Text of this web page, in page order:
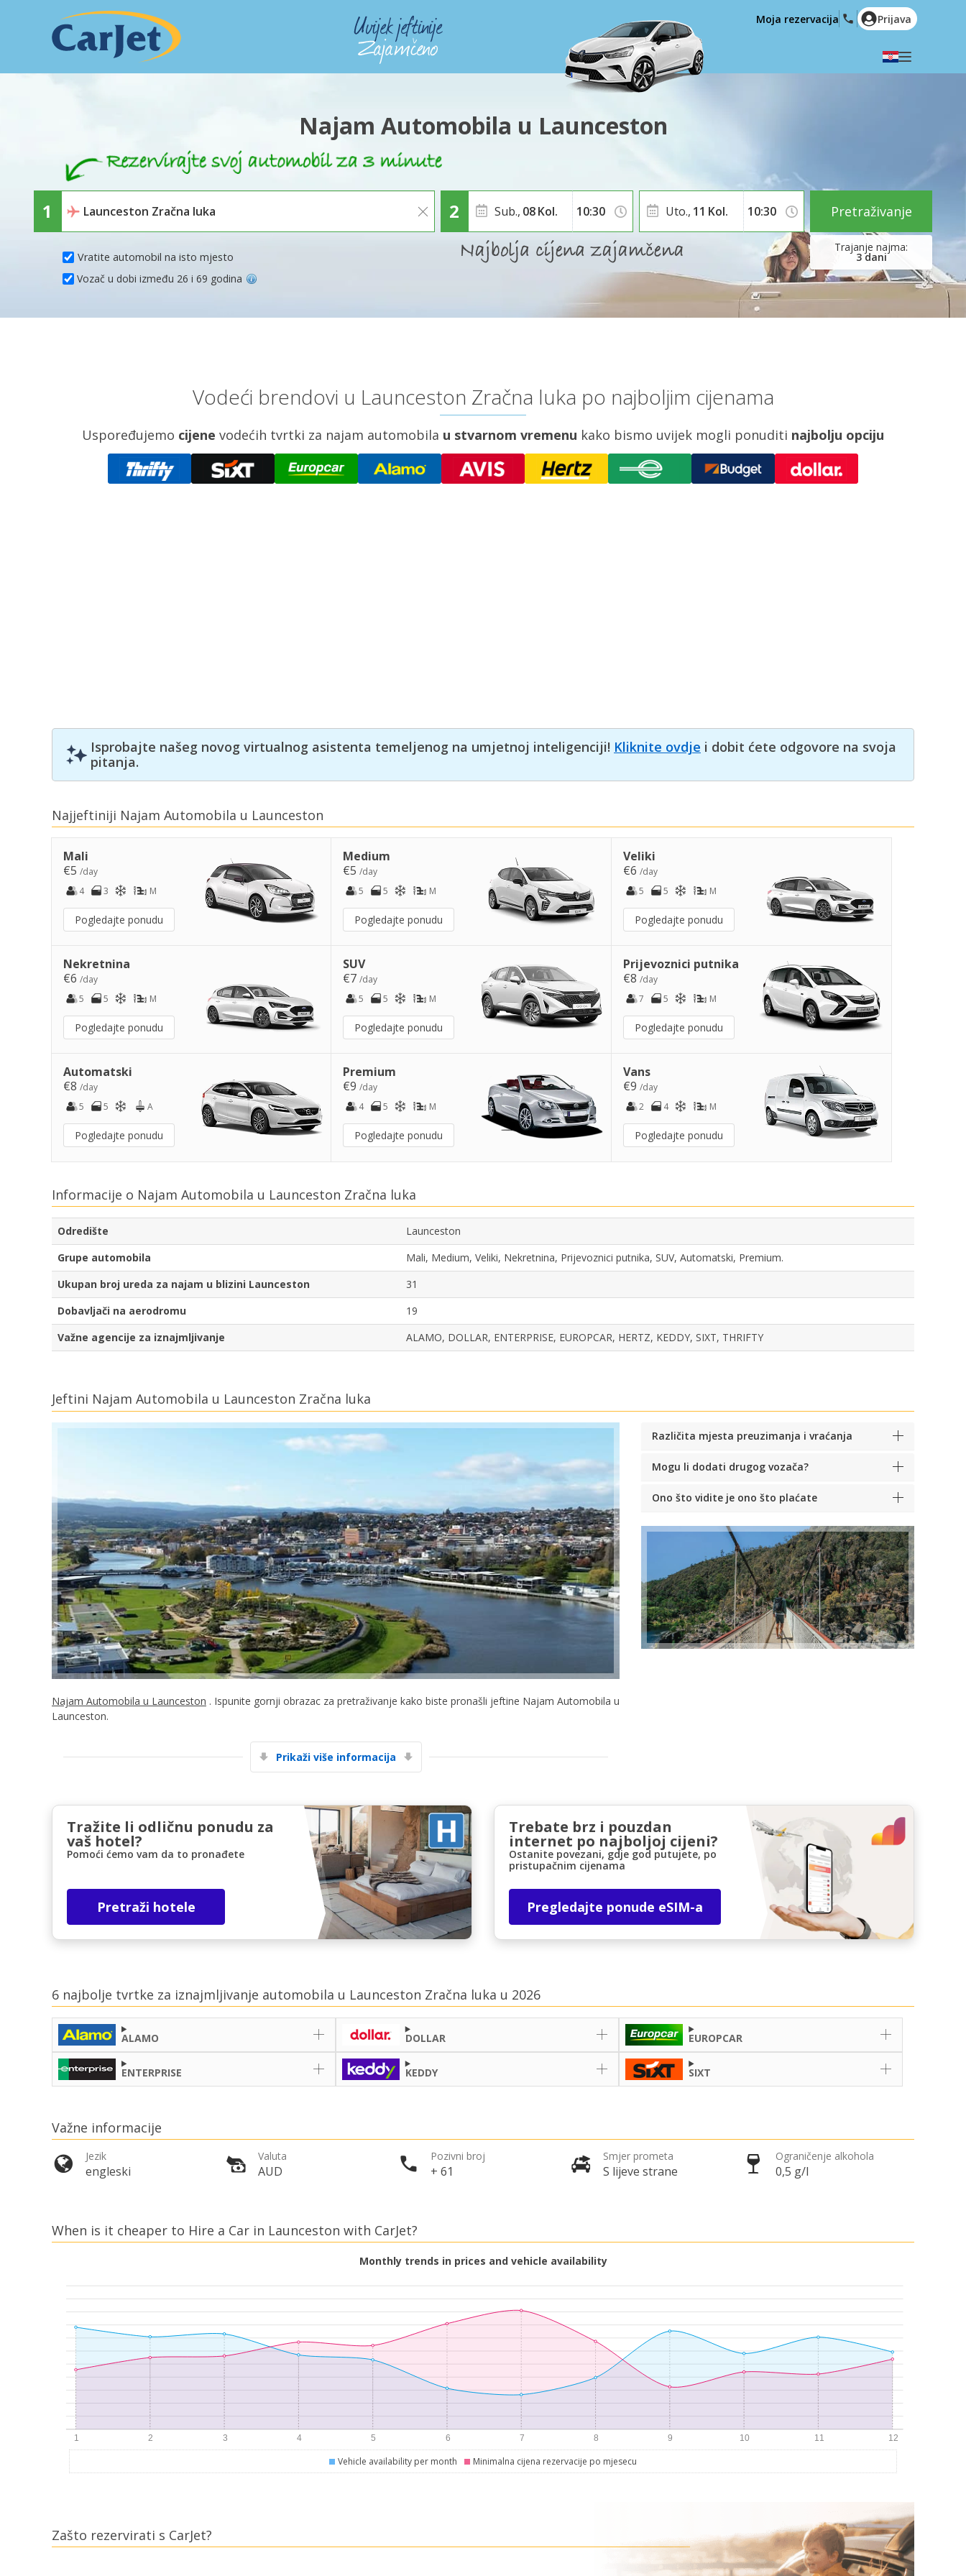
English (US)
Polski
Türkçe
Română
Ελληνικά
Hrvatski
العربية
Moja rezervacija Prijava
Najam Automobila u Launceston
Vratite automobil na isto mjesto
Sub., 08Kol.
3 dani
Uto., 11 Kol.
Vozač u dobi između 26 i 69 godina
Pretraživanje
Vodeći brendovi u Launceston Zračna luka po najboljim cijenama
Uspoređujemo cijene vodećih tvrtki za najam automobila u stvarnom vremenu kako bismo uvijek mogli ponuditi najbolju opciju
Isprobajte našeg novog virtualnog asistenta temeljenog na umjetnoj inteligenciji! Kliknite ovdje i dobit ćete odgovore na svoja
pitanja.
Najjeftiniji Najam Automobila u Launceston
Mali
€5 /day
4
3 M
Pogledajte ponudu
Medium
€5/day
5
5 M
Pogledajte ponudu
Veliki
€6 /day
5
5 M
Pogledajte ponudu
Nekretnina
€6 /day
5
5 M
Pogledajte ponudu
SUV
€7/day
5
5 M
Pogledajte ponudu
Prijevoznici putnika
€8 /day
7
5 M
Pogledajte ponudu
Automatski
€8 /day
5
5 A
Pogledajte ponudu
Premium
€9/day
4
5 M
Pogledajte ponudu
Vans
€9 /day
2
4 M
Pogledajte ponudu
Informacije o Najam Automobila u Launceston Zračna luka
Odredište
Launceston
Grupe automobila
Mali, Medium, Veliki, Nekretnina, Prijevoznici putnika, SUV, Automatski, Premium.
Ukupan broj ureda za najam u blizini Launceston
31
Dobavljači na aerodromu
19
Važne agencije za iznajmljivanje
ALAMO, DOLLAR, ENTERPRISE, EUROPCAR, HERTZ, KEDDY, SIXT, THRIFTY
Jeftini Najam Automobila u Launceston Zračna luka
Najam Automobila u Launceston . Ispunite gornji obrazac za pretraživanje kako biste pronašli jeftine Najam Automobila u
Launceston.
Prikaži više informacija
Različita mjesta preuzimanja i vraćanja
Mogu li dodati drugog vozača?
Ono što vidite je ono što plaćate
Tražite li odličnu ponudu za
vaš hotel?
Pomoći ćemo vam da to pronađete
Pretraži hotele
Trebate brz i pouzdan
internet po najboljoj cijeni?
Ostanite povezani, gdje god putujete, po
pristupačnim cijenama
Pregledajte ponude eSIM-a
6 najbolje tvrtke za iznajmljivanje automobila u Launceston Zračna luka u 2026
ALAMO DOLLAR EUROPCAR
ENTERPRISE KEDDY SIXT
Važne informacije
Jezik
engleski
Valuta
AUD
Pozivni broj
+ 61
Smjer prometa
S lijeve strane
Ograničenje alkohola
0,5 g/l
When is it cheaper to Hire a Car in Launceston with CarJet?
Monthly trends in prices and vehicle availability
Vehicle availability per month Minimalna cijena rezervacije po mjesecu
Zašto rezervirati s CarJet?
Posebni popusti
Pristupite ekskluzivnim ponudama naših
dobavljača
Prijava putem eLinka